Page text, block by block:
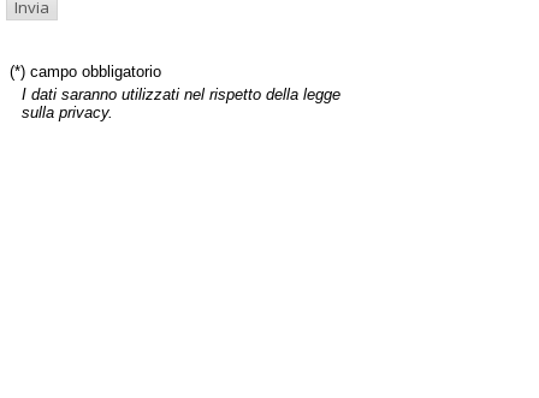
(*) campo obbligatorio
I dati saranno utilizzati nel rispetto della legge
sulla privacy.